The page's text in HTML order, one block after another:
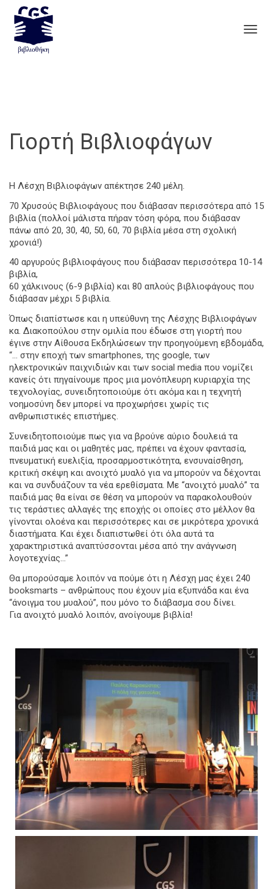
Γιορτή Βιβλιοφάγων
Η Λέσχη Βιβλιοφάγων απέκτησε 240 μέλη.
70 Χρυσούς Βιβλιοφάγους που διάβασαν περισσότερα από 15
βιβλία (πολλοί μάλιστα πήραν τόση φόρα, που διάβασαν
πάνω από 20, 30, 40, 50, 60, 70 βιβλία μέσα στη σχολική
χρονιά!)
40 αργυρούς βιβλιοφάγους που διάβασαν περισσότερα 10-14
βιβλία,
60 χάλκινους (6-9 βιβλία) και 80 απλούς βιβλιοφάγους που
διάβασαν μέχρι 5 βιβλία.
Όπως διαπίστωσε και η υπεύθυνη της Λέσχης Βιβλιοφάγων
κα. Διακοπούλου στην ομιλία που έδωσε στη γιορτή που
έγινε στην Αίθουσα Εκδηλώσεων την προηγούμενη εβδομάδα,
“… στην εποχή των smartphones, της google, των
ηλεκτρονικών παιχνιδιών και των social media που νομίζει
κανείς ότι πηγαίνουμε προς μια μονόπλευρη κυριαρχία της
τεχνολογίας, συνειδητοποιούμε ότι ακόμα και η τεχνητή
νοημοσύνη δεν μπορεί να προχωρήσει χωρίς τις
ανθρωπιστικές επιστήμες.
Συνειδητοποιούμε πως για να βρούνε αύριο δουλειά τα
παιδιά μας και οι μαθητές μας, πρέπει να έχουν φαντασία,
πνευματική ευελιξία, προσαρμοστικότητα, ενσυναίσθηση,
κριτική σκέψη και ανοιχτό μυαλό για να μπορούν να δέχονται
και να συνδυάζουν τα νέα ερεθίσματα. Με “ανοιχτό μυαλό” τα
παιδιά μας θα είναι σε θέση να μπορούν να παρακολουθούν
τις τεράστιες αλλαγές της εποχής οι οποίες στο μέλλον θα
γίνονται ολοένα και περισσότερες και σε μικρότερα χρονικά
διαστήματα. Και έχει διαπιστωθεί ότι όλα αυτά τα
χαρακτηριστικά αναπτύσσονται μέσα από την ανάγνωση
λογοτεχνίας…”
Θα μπορούσαμε λοιπόν να πούμε ότι η Λέσχη μας έχει 240
booksmarts – ανθρώπους που έχουν μία εξυπνάδα και ένα
“άνοιγμα του μυαλού”, που μόνο το διάβασμα σου δίνει.
Για ανοιχτό μυαλό λοιπόν, ανοίγουμε βιβλία!